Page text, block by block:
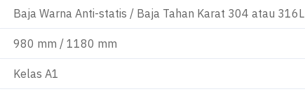
Baja Warna Anti-statis / Baja Tahan Karat 304 atau 316L
980 mm / 1180 mm
Kelas A1